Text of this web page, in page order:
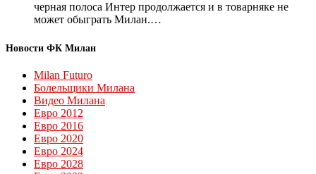
черная полоса Интер продолжается и в товарняке не
может обыграть Милан.…
Новости ФК Милан
Milan Futuro
Болельщики Милана
Видео Милана
Евро 2012
Евро 2016
Евро 2020
Евро 2024
Евро 2028